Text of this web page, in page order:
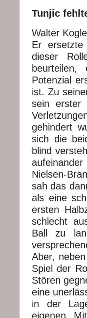
Tunjic
Walter
Er
dieser
Potenzial
ist. Zu
sein erster
gehindert
sich die
blind
Nielsen-
sah das
als eine
ersten
schlecht
Ball zu
Aber,
Spiel der
Stören
eine
in der
eigenen